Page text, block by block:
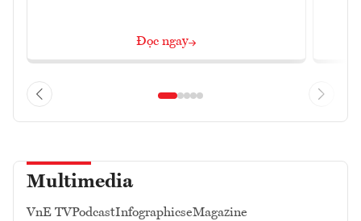
Đọc ngay
Multimedia
VnE TVPodcastInfographicseMagazine